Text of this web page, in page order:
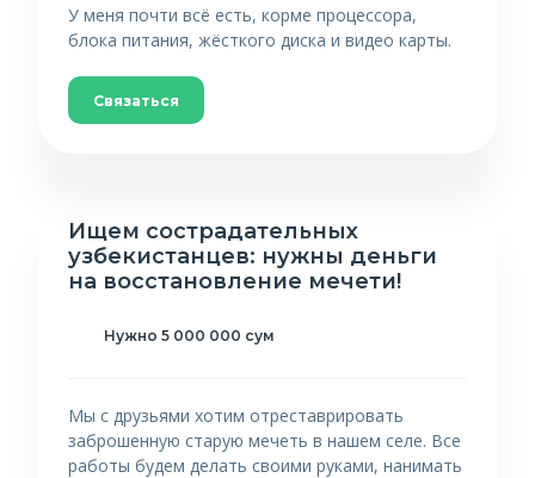
У меня почти всё есть, корме процессора,
блока питания, жёсткого диска и видео карты.
Связаться
Ищем сострадательных
узбекистанцев: нужны деньги
на восстановление мечети!
Нужно 5 000 000 сум
Мы с друзьями хотим отреставрировать
заброшенную старую мечеть в нашем селе. Все
работы будем делать своими руками, нанимать